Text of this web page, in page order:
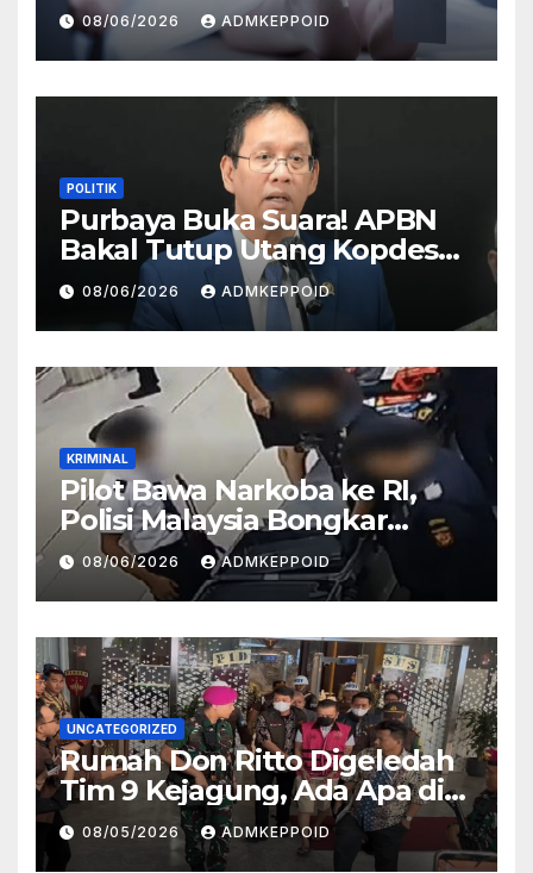
Terkait Hilangnya Bos Konter
HP
08/06/2026 ADMKEPPOID
POLITIK
Purbaya Buka Suara! APBN
Bakal Tutup Utang Kopdes
Rp 240 Triliun, Cicilan Rp 40
Triliun per Tahun
08/06/2026 ADMKEPPOID
KRIMINAL
Pilot Bawa Narkoba ke RI,
Polisi Malaysia Bongkar
Sosok Pemasok di Balik
Kasus Ini
08/06/2026 ADMKEPPOID
UNCATEGORIZED
Rumah Don Ritto Digeledah
Tim 9 Kejagung, Ada Apa di
Balik Kasus TPPU Febrie?
08/05/2026 ADMKEPPOID